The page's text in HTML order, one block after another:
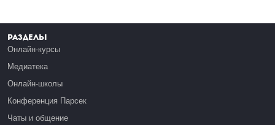
Разделы
Онлайн-курсы
Медиатека
Онлайн-школы
Конференция Парсек
Чаты и общение